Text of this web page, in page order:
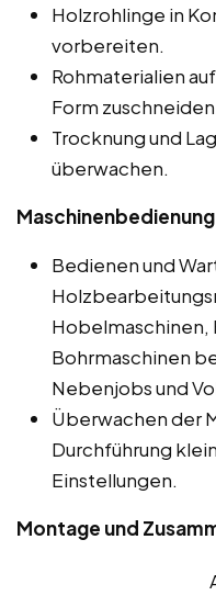
Holzrohlinge in
vorbereiten.
Rohmaterialien
Form
Trocknung und
überwachen.
Bedienen und
Hobelmaschinen,
Bohrmaschinen
Nebenjobs und
Überwachen der
Durchführung
Einstellungen.
Montage und